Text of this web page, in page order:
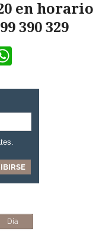
en horario
390 329
Día